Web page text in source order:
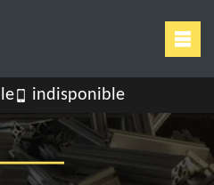
indisponible